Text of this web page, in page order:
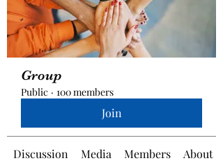
Group
Public · 100 members
Join
Discussion Media Members About